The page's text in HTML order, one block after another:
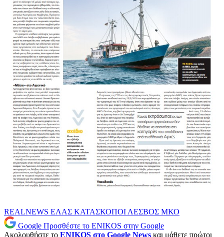
REALNEWS ΕΛΑΣ ΚΑΤΑΣΚΟΠΟΙ ΛΕΣΒΟΣ ΜΚΟ
Google Προσθέστε το ENIKOS στην Google
Ακολουθήστε το ENIKOS στο Google News και μάθετε πρώτοι